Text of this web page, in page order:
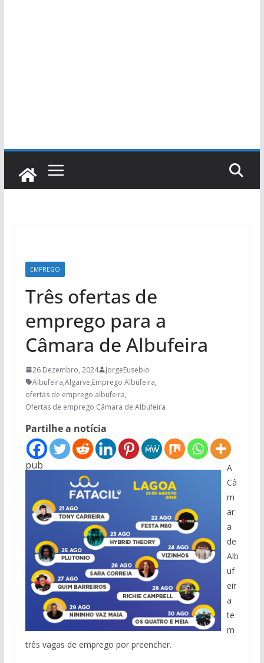
EMPREGO
Três ofertas de
emprego para a
Câmara de Albufeira
26 Dezembro, 2024
JorgeEusebio
Albufeira,Algarve,Emprego Albufeira,
ofertas de emprego albufeira,
Ofertas de emprego Câmara de Albufeira
Partilhe a notícia
pub
A
Câ
m
ar
a
de
Alb
uf
eir
a
te
m
três vagas de emprego por preencher.